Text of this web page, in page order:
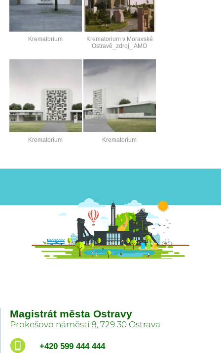
Krematorium
Krematorium v Moravské
Ostravě_zdroj_ AMO
Krematorium Krematorium
Magistrát města Ostravy
Prokešovo náměstí 8, 729 30 Ostrava
+420 599 444 444